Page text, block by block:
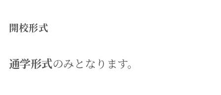
開校形式
通学形式のみとなります。